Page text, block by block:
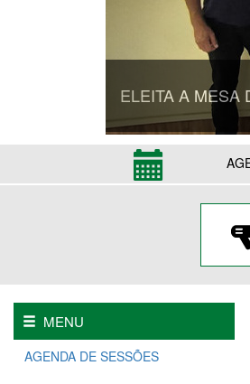
ELEITA A MESA
MENU
AGENDA DE SESSÕES